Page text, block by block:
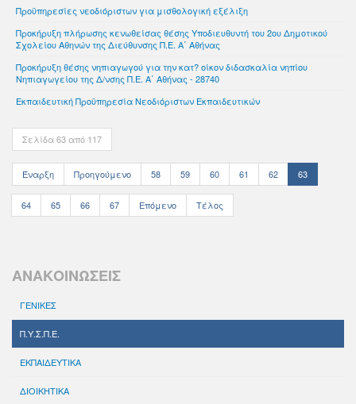
Προϋπηρεσίες νεοδιόριστων για μισθολογική εξέλιξη
Προκήρυξη πλήρωσης κενωθείσας θέσης Υποδιευθυντή του 2ου Δημοτικού
Σχολείου Αθηνών της Διεύθυνσης Π.Ε. Α΄ Αθήνας
Προκήρυξη θέσης νηπιαγωγού για την κατ? οίκον διδασκαλία νηπίου
Νηπιαγωγείου της Δ/νσης Π.Ε. Α΄ Αθήνας - 28740
Εκπαιδευτική Προϋπηρεσία Νεοδιόριστων Εκπαιδευτικών
Σελίδα 63 από 117
Έναρξη Προηγούμενο 58 59 60 61 62 63
64 65 66 67 Επόμενο Τέλος
ΑΝΑΚΟΙΝΩΣΕΙΣ
ΓΕΝΙΚΕΣ
Π.Υ.Σ.Π.Ε.
ΕΚΠΑΙΔΕΥΤΙΚΑ
ΔΙΟΙΚΗΤΙΚΑ